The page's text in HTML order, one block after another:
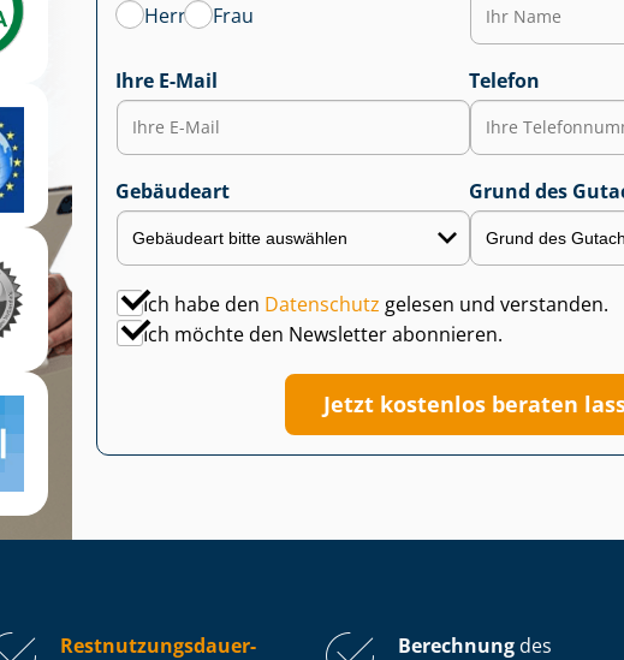
Herr
Frau
Ihre E-Mail Telefon
Gebäudeart Grund des
Ich habe den Datenschutz gelesen und verstanden.
Ich möchte den Newsletter abonnieren.
Jetzt kostenlos beraten
Rest­nut­zungs­dau­er-
Berechnung des